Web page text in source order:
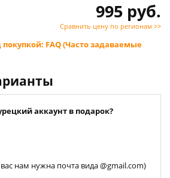
995 руб.
Сравнить цену по регионам >>
FAQ (Часто задаваемые
аккаунт в подарок?
вас нам нужна почта вида @gmail.com)